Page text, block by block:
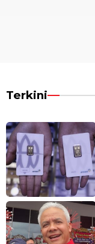
Terkini